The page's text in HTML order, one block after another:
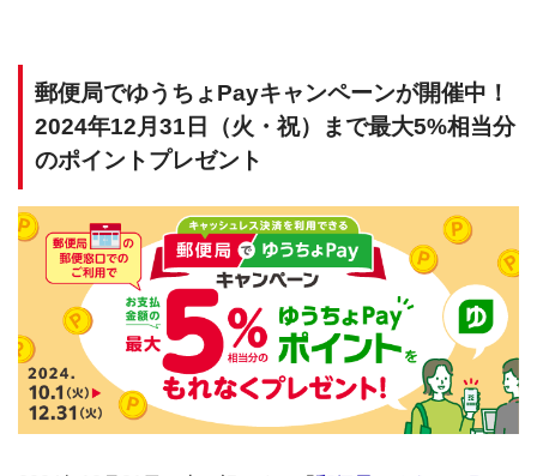
郵便局でゆうちょPayキャンペーンが開催中！
2024年12月31日（火・祝）まで最大5%相当分
のポイントプレゼント